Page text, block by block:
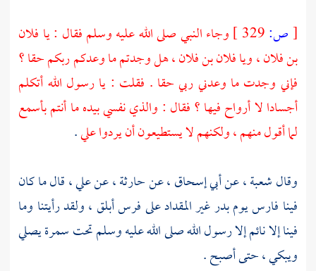
[ص:
وجاء النبي صلى الله عليه وسلم فقال : يا فلان
بن فلان ، ويا فلان بن فلان ، هل وجدتم ما وعدكم ربكم حقا ؟
فإني وجدت ما وعدني ربي حقا . فقلت : يا رسول الله أتكلم
أجسادا لا أرواح فيها ؟ فقال : والذي نفسي بيده ما أنتم بأسمع
لما أقول منهم ، ولكنهم لا يستطيعون أن يردوا علي.
وقالشعبة ،عنأبي إسحاق ،عنحارثة ،عنعلي ،قال ما كان
فينا فارس يومبدرغيرالمقدادعلى فرس أبلق ، ولقد رأيتنا وما
فينا إلا نائم إلا رسول الله صلى الله عليه وسلم تحت سمرة يصلي
ويبكي ، حتى أصبح .